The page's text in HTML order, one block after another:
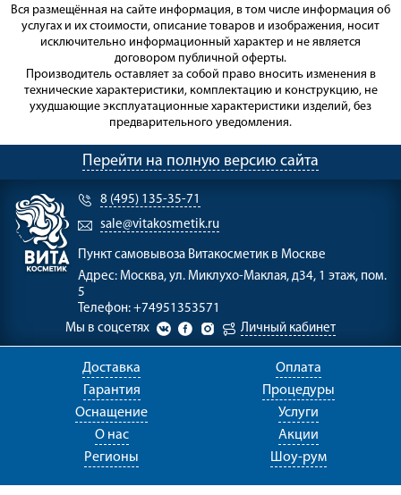
Вся размещённая на сайте информация, в том числе информация об
услугах и их стоимости, описание товаров и изображения, носит
исключительно информационный характер и не является
договором публичной оферты.
Производитель оставляет за собой право вносить изменения в
технические характеристики, комплектацию и конструкцию, не
ухудшающие эксплуатационные характеристики изделий, без
предварительного уведомления.
Перейти на полную версию сайта
8 (495) 135-35-71
sale@vitakosmetik.ru
Пункт самовывоза Витакосметик в Москве
Адрес: Москва, ул. Миклухо-Маклая, д34, 1 этаж, пом.
5
Телефон: +74951353571
Мы в соцсетях
Личный кабинет
Доставка
Оплата
Гарантия
Процедуры
Оснащение
Услуги
О нас
Акции
Регионы
Шоу-рум